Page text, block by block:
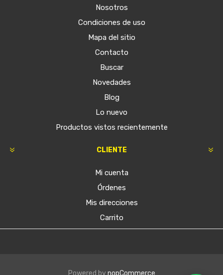
Nosotros
Condiciones de uso
Mapa del sitio
Contacto
Buscar
Novedades
Blog
Lo nuevo
Productos vistos recientemente
CLIENTE
Mi cuenta
Órdenes
Mis direcciones
Carrito
Powered bynopCommerce